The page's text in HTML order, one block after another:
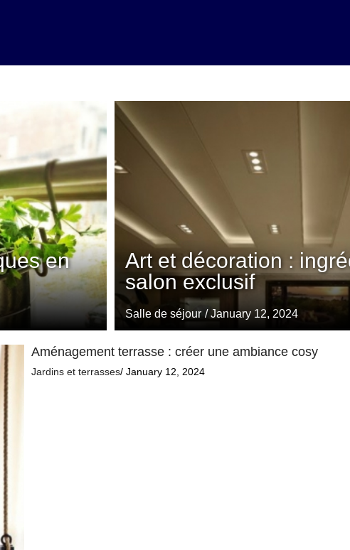
Art et décoration :
salon exclusif
Salle de séjour / January 12, 2024
en
Aménagement terrasse : créer une ambiance cosy
Jardins et terrasses/ January 12, 2024